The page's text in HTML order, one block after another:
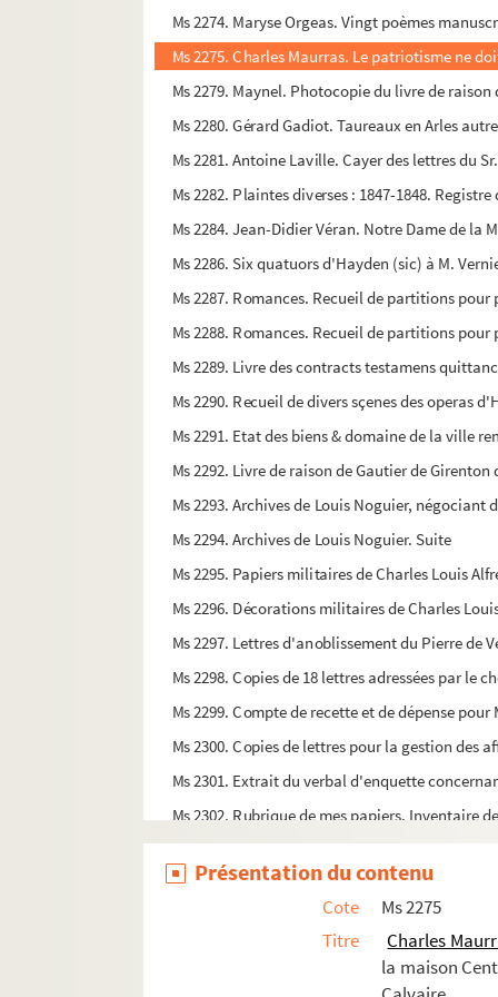
Ms 2274. Maryse Orgeas. Vingt poèmes
Ms 2275. Charles Maurras. Le patriotisme ne
Ms 2279. Maynel. Photocopie du livre de
Ms 2280. Gérard Gadiot. Taureaux en Arles
Ms 2281. Antoine Laville. Cayer des lettres du
Ms 2282. Plaintes diverses : 1847-1848.
Ms 2284. Jean-Didier Véran. Notre Dame de la
Ms 2286. Six quatuors d'Hayden (sic) à M.
Ms 2287. Romances. Recueil de partitions pour
Ms 2288. Romances. Recueil de partitions pour
Ms 2289. Livre des contracts testamens
Ms 2290. Recueil de divers sçenes des operas
Ms 2291. Etat des biens & domaine de la ville
Ms 2292. Livre de raison de Gautier de
Ms 2293. Archives de Louis Noguier,
Ms 2294. Archives de Louis Noguier. Suite
Ms 2295. Papiers militaires de Charles Louis
Ms 2296. Décorations militaires de Charles
Ms 2297. Lettres d'anoblissement du Pierre de
Ms 2298. Copies de 18 lettres adressées par le
Ms 2299. Compte de recette et de dépense
Ms 2300. Copies de lettres pour la gestion des
Ms 2301. Extrait du verbal d'enquette
Ms 2302. Rubrique de mes papiers. Inventaire
Ms 2304. Notes manuscrites sur les affaires
Ms 2305. Archives de la famille Datty, d'Arles
Ms 2307. Robert Aeschlimann. Tantum Ergo
Ms 2308. Marie-Joseph Dagand. Graduel,
Ms 2309. Robert Aeschlimann. Stabat mater
Présentation du contenu
Cote
Ms 2275
Titre
Charles
la maison